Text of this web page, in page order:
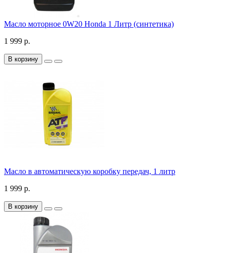
Масло моторное 0W20 Honda 1 Литр (синтетика)
1 999 р.
В корзину
Масло в автоматическую коробку передач, 1 литр
1 999 р.
В корзину